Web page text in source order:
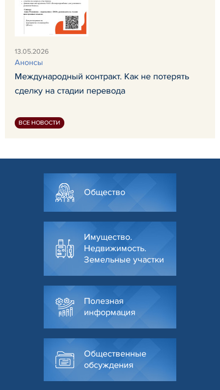
13.05.2026
Анонсы
Международный контракт. Как не потерять
сделку на стадии перевода
ВСЕ НОВОСТИ
Общество
Имущество.
Недвижимость.
Земельные участки
Полезная
информация
Общественные
обсуждения